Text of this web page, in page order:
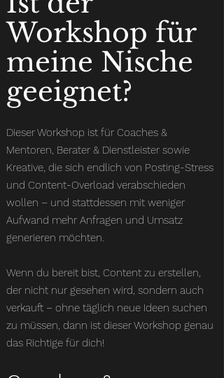
Workshop für
meine Nische
geeignet?
Dieser Workshop ist für Coaches &
Mentoren, Berater & Dienstleister sowie
Kreative, die sich endlich von Posting-Stress
und Content-Overload verabschieden
wollen – und stattdessen mit weniger
Aufwand mehr Anfragen und Umsatz
generieren möchten.
Wenn du bereit bist, Content zu erstellen,
der nicht nur gesehen wird, sondern auch
verkauft – ohne täglich neue Ideen suchen
zu müssen, dann ist dieser Workshop genau
das Richtige für dich!